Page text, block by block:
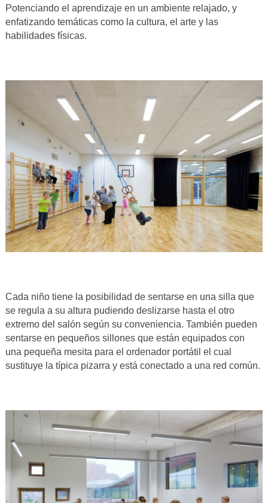
Potenciando el aprendizaje en un ambiente relajado, y
enfatizando temáticas como la cultura, el arte y las
habilidades físicas.
Cada niño tiene la posibilidad de sentarse en una silla que
se regula a su altura pudiendo deslizarse hasta el otro
extremo del salón según su conveniencia. También pueden
sentarse en pequeños sillones que están equipados con
una pequeña mesita para el ordenador portátil el cual
sustituye la típica pizarra y está conectado a una red común.